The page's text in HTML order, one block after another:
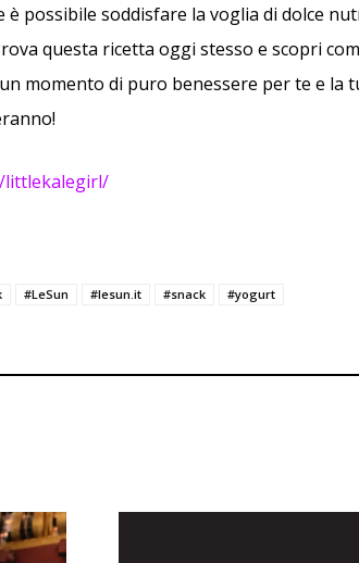
è possibile soddisfare la voglia di dolce
questa ricetta oggi stesso e scopri
momento di puro benessere per te e la
littlekalegirl/
#LeSun #lesun.it #snack #yogurt